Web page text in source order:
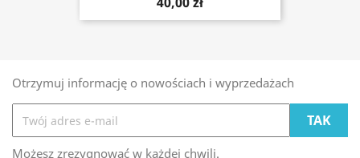
Otrzymuj informację o nowościach i wyprzedażach
Możesz zrezygnować w każdej chwili.